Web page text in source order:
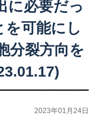
に必要だっ
を可能にし
分裂方向を
2023年01月24日